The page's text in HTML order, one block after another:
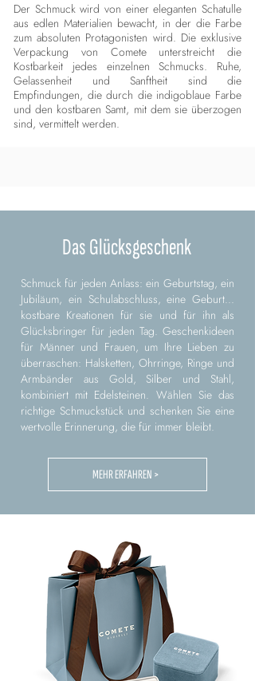
Der Schmuck wird von einer eleganten Schatulle
aus edlen Materialien bewacht, in der die Farbe
zum absoluten Protagonisten wird. Die exklusive
Verpackung von Comete unterstreicht die
Kostbarkeit jedes einzelnen Schmucks. Ruhe,
Gelassenheit und Sanftheit sind die
Empfindungen, die durch die indigoblaue Farbe
und den kostbaren Samt, mit dem sie überzogen
sind, vermittelt werden.
Das Glücksgeschenk
Schmuck für jeden Anlass: ein Geburtstag, ein
Jubiläum, ein Schulabschluss, eine Geburt...
kostbare Kreationen für sie und für ihn als
Glücksbringer für jeden Tag. Geschenkideen
für Männer und Frauen, um Ihre Lieben zu
überraschen: Halsketten, Ohrringe, Ringe und
Armbänder aus Gold, Silber und Stahl,
kombiniert mit Edelsteinen. Wählen Sie das
richtige Schmuckstück und schenken Sie eine
wertvolle Erinnerung, die für immer bleibt.
MEHR ERFAHREN >